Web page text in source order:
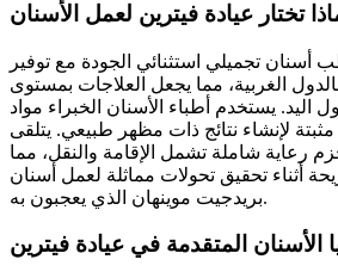
تختار عيادة فيترين لعمل الأسنان
أسنان تجميلي استثنائي الجودة مع توفير
الغربية، مما يجعل العلاجات بمستوى
اليد. يستخدم أطباء الأسنان الخبراء مواد
لإنشاء نتائج ذات مظهر طبيعي. يتلقى
رعاية شاملة تشمل الإقامة والنقل، مما
أثناء تحقيق تحولات مماثلة لعمل أسنان
بريدجيت موينهان الذي يعجبون به.
الأسنان المتقدمة في عيادة فيترين